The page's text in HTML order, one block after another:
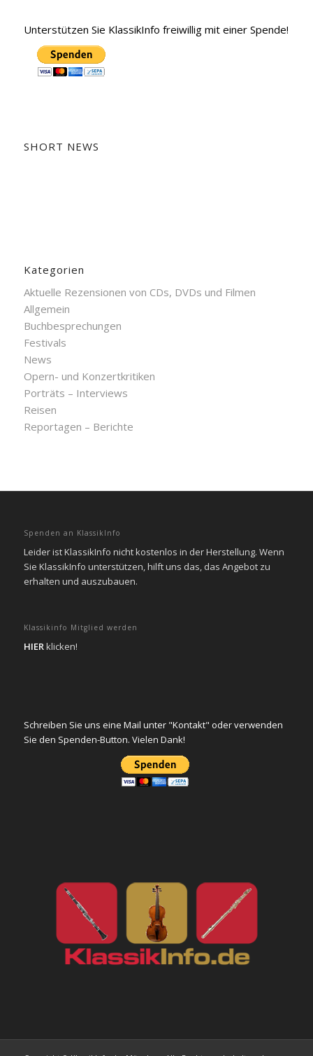
Unterstützen Sie KlassikInfo freiwillig mit einer Spende!
SHORT NEWS
Kategorien
Aktuelle Rezensionen von CDs, DVDs und Filmen
Allgemein
Buchbesprechungen
Festivals
News
Opern- und Konzertkritiken
Porträts – Interviews
Reisen
Reportagen – Berichte
Spenden an KlassikInfo
Leider ist KlassikInfo nicht kostenlos in der Herstellung. Wenn
Sie KlassikInfo unterstützen, hilft uns das, das Angebot zu
erhalten und auszubauen.
Klassikinfo Mitglied werden
HIERklicken!
Schreiben Sie uns eine Mail unter "Kontakt" oder verwenden
Sie den Spenden-Button. Vielen Dank!